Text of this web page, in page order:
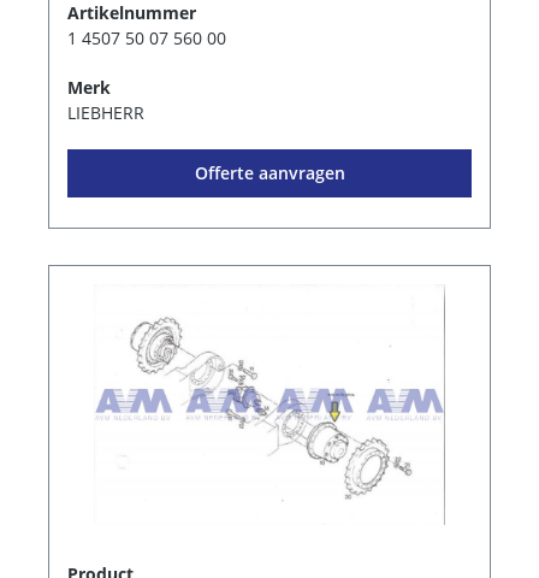
Artikelnummer
1 4507 50 07 560 00
Merk
LIEBHERR
Offerte aanvragen